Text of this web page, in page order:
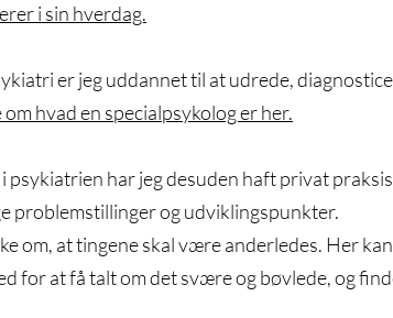
i sin hverdag.
er jeg uddannet til at udrede,
hvad en specialpsykolog er her.
psykiatrien har jeg desuden haft privat
problemstillinger og udviklingspunkter.
om, at tingene skal være anderledes. Her
for at få talt om det svære og bøvlede, og